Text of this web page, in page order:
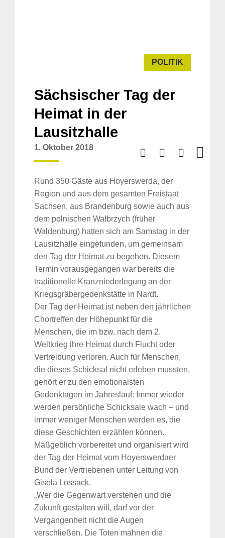
POLITIK
Sächsischer Tag der
Heimat in der
Lausitzhalle
1. Oktober 2018
Rund 350 Gäste aus Hoyerswerda, der
Region und aus dem gesamten Freistaat
Sachsen, aus Brandenburg sowie auch aus
dem polnischen Wałbrzych (früher
Waldenburg) hatten sich am Samstag in der
Lausitzhalle eingefunden, um gemeinsam
den Tag der Heimat zu begehen. Diesem
Termin vorausgegangen war bereits die
traditionelle Kranzniederlegung an der
Kriegsgräbergedenkstätte in Nardt.
Der Tag der Heimat ist neben den jährlichen
Chortreffen der Höhepunkt für die
Menschen, die im bzw. nach dem 2.
Weltkrieg ihre Heimat durch Flucht oder
Vertreibung verloren. Auch für Menschen,
die dieses Schicksal nicht erleben mussten,
gehört er zu den emotionalsten
Gedenktagen im Jahreslauf: Immer wieder
werden persönliche Schicksale wach – und
immer weniger Menschen werden es, die
diese Geschichten erzählen können.
Maßgeblich vorbereitet und organisiert wird
der Tag der Heimat vom Hoyerswerdaer
Bund der Vertriebenen unter Leitung von
Gisela Lossack.
„Wer die Gegenwart verstehen und die
Zukunft gestalten will, darf vor der
Vergangenheit nicht die Augen
verschließen. Die Toten mahnen die